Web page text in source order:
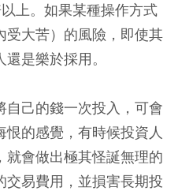
上。如果某種操作方式
受大苦）的風險，即使其
是樂於採用。
己的錢一次投入，可會
的感覺，有時候投資人
會做出極其怪誕無理的
易費用，並損害長期投